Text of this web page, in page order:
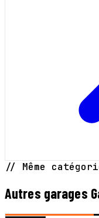
// Même
Autres garages